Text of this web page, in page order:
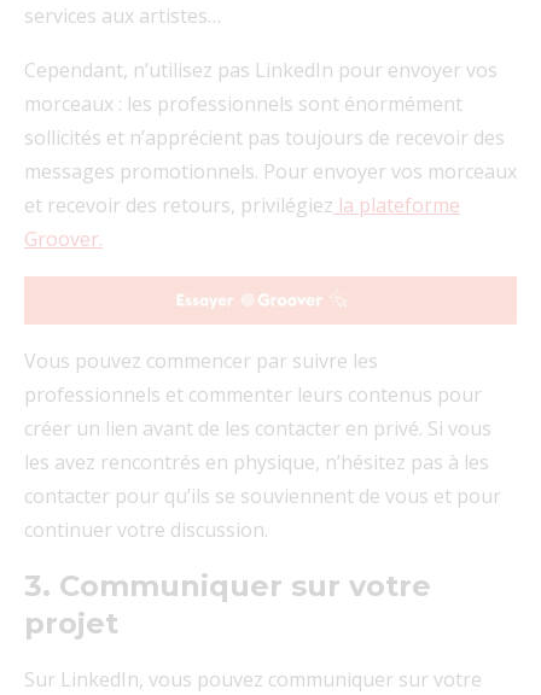
services aux artistes…
Cependant, n’utilisez pas LinkedIn pour envoyer vos
morceaux : les professionnels sont énormément
sollicités et n’apprécient pas toujours de recevoir des
messages promotionnels. Pour envoyer vos morceaux
et recevoir des retours, privilégiez la plateforme
Groover.
Vous pouvez commencer par suivre les
professionnels et commenter leurs contenus pour
créer un lien avant de les contacter en privé. Si vous
les avez rencontrés en physique, n’hésitez pas à les
contacter pour qu’ils se souviennent de vous et pour
continuer votre discussion.
3. Communiquer sur votre
projet
Sur LinkedIn, vous pouvez communiquer sur votre